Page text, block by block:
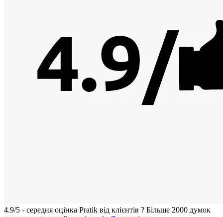
4.9/5 - середня оцiнка Pratik вiд клієнтів ? Більше 2000 думок